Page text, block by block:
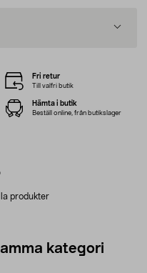
produkter
Fri retur
Till valfri butik
Hämta i butik
Beställ online, från butikslager
kategori